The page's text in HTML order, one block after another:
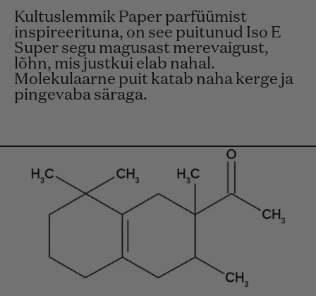
Kultuslemmik Paper parfüümist
inspireerituna, on see puitunud Iso E
Super segu magusast merevaigust,
lõhn, mis justkui elab nahal.
Molekulaarne puit katab naha kerge ja
pingevaba säraga.